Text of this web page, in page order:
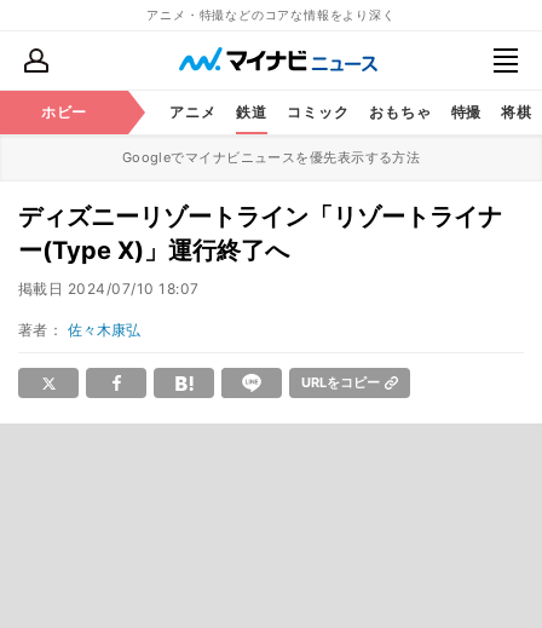
アニメ・特撮などのコアな情報をより深く
ホビー アニメ 鉄道 コミック おもちゃ 特撮 将棋
Googleでマイナビニュースを優先表示する方法
ディズニーリゾートライン「リゾートライナ
ー(Type X)」運行終了へ
掲載日 2024/07/10 18:07
著者： 佐々木康弘
URLをコピー